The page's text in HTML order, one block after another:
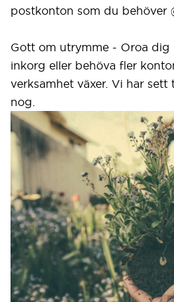
postkonton som du behöver
Gott om utrymme - Oroa
inkorg eller behöva fler
verksamhet växer. Vi har
nog.